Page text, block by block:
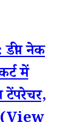
नेक
में
टेंपरेचर,